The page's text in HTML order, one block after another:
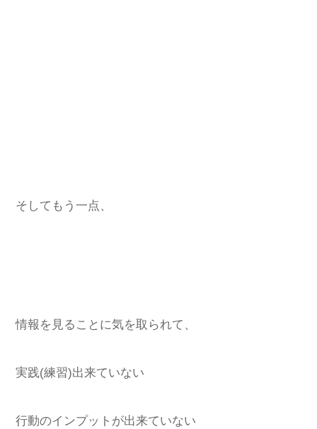
そしてもう一点、
情報を見ることに気を取られて、
実践(練習)出来ていない
行動のインプットが出来ていない